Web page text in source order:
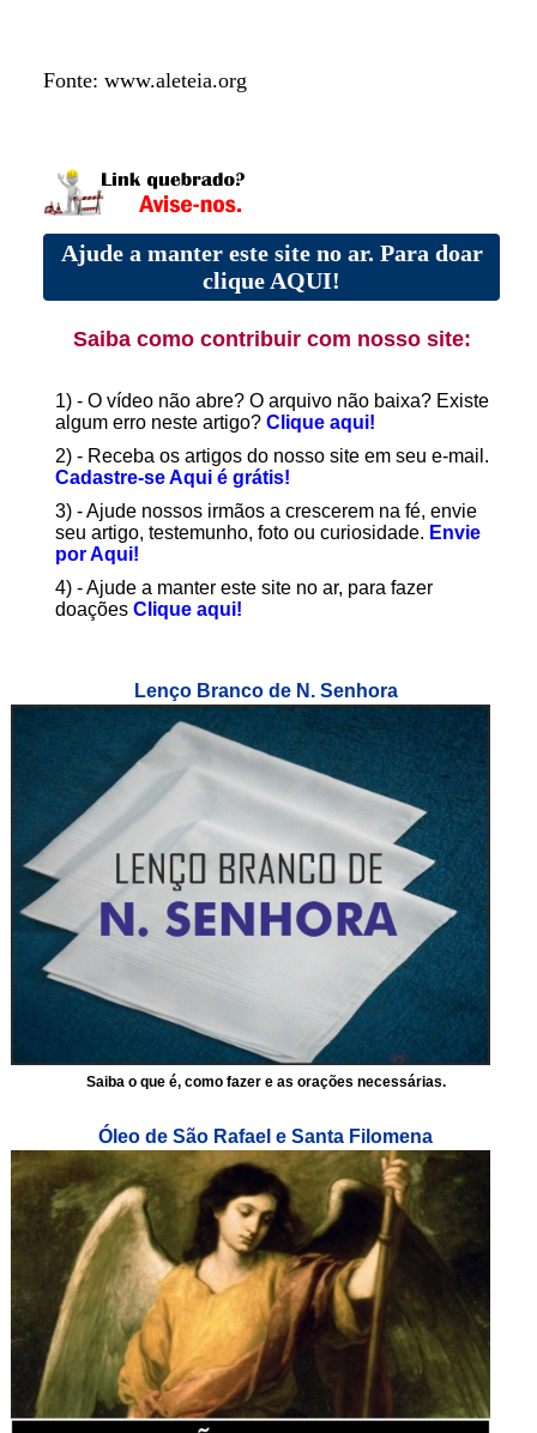
Fonte: www.aleteia.org
Ajude a manter este site no ar. Para doar
clique AQUI!
Saiba como contribuir com nosso site:
1) - O vídeo não abre? O arquivo não baixa? Existe
algum erro neste artigo? Clique aqui!
2) - Receba os artigos do nosso site em seu e-mail.
Cadastre-se Aqui é grátis!
3) - Ajude nossos irmãos a crescerem na fé, envie
seu artigo, testemunho, foto ou curiosidade. Envie
por Aqui!
4) - Ajude a manter este site no ar, para fazer
doações Clique aqui!
Lenço Branco de N. Senhora
Saiba o que é, como fazer e as orações necessárias.
Óleo de São Rafael e Santa Filomena